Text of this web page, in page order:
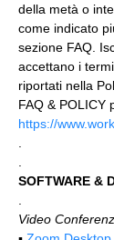
della metà o
come indicato
sezione FAQ.
accettano i
riportati nella
FAQ & POLICY
https://
SOFTWARE &
Video